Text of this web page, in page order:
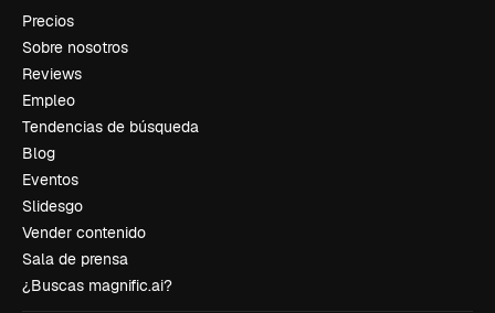
Precios
Sobre nosotros
Reviews
Empleo
Tendencias de búsqueda
Blog
Eventos
Slidesgo
Vender contenido
Sala de prensa
¿Buscas magnific.ai?